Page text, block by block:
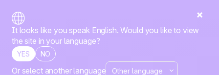
It looks like you speak English. Would you like to view
the site in your language?
YES NO
Or select another language